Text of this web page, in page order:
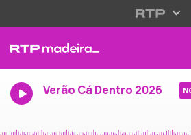
Verão Cá Dentro 2026